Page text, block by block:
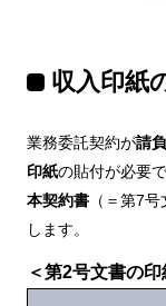
収入印紙
業務委託契約が請
印紙の貼付が必要
本契約書 （＝第7
します。
＜第2号文書の印